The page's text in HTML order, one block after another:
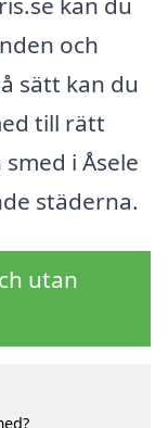
och
sätt kan du
till rätt
i Åsele
städerna.
utan